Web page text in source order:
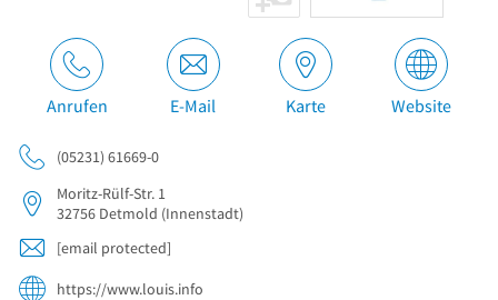
Anrufen E-Mail Karte Website
(05231) 61669-0
Moritz-Rülf-Str. 1
32756 Detmold (Innenstadt)
[email protected]
https://www.louis.info